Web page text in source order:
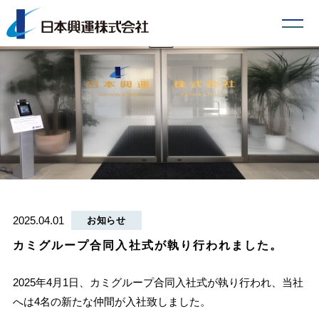
2025.04.01 お知らせ
カミグループ合同入社式が執り行われました。
2025年4月1日、カミグループ合同入社式が執り行われ、当社
へは4名の新たな仲間が入社致しました。